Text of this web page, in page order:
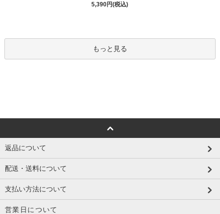
5,390円(税込)
もっと見る
返品について
配送・送料について
支払い方法について
営業日について